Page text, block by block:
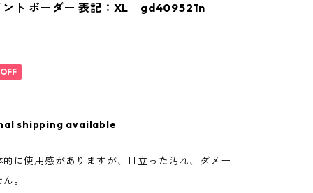
ント ボーダー 表記：XL gd409521n
shipping available
に使用感がありますが、目立った汚れ、ダメー
。